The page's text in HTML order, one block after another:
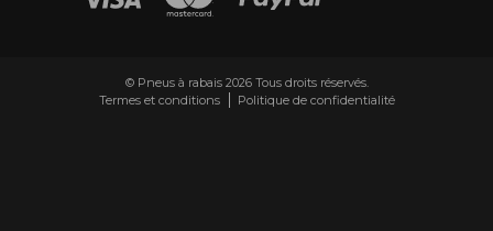
© Pneus à rabais 2026 Tous droits réservés.
Termes et conditions
Politique de confidentialité